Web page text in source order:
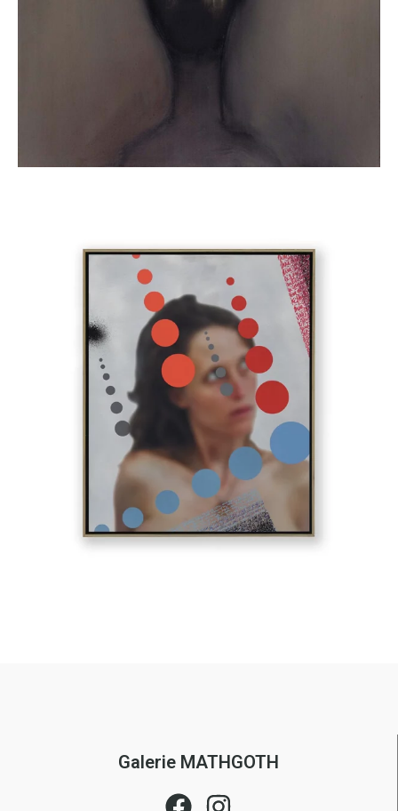
Galerie MATHGOTH